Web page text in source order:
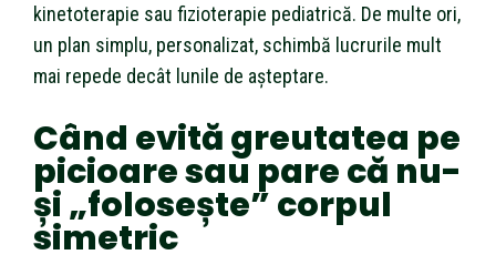
kinetoterapie sau fizioterapie pediatrică. De multe ori,
un plan simplu, personalizat, schimbă lucrurile mult
mai repede decât lunile de așteptare.
Când evită greutatea pe
picioare sau pare că nu-
și „folosește” corpul
simetric